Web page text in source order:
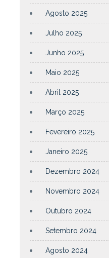
Agosto 2025
Julho 2025
Junho 2025
Maio 2025
Abril 2025
Março 2025
Fevereiro 2025
Janeiro 2025
Dezembro 2024
Novembro 2024
Outubro 2024
Setembro 2024
Agosto 2024